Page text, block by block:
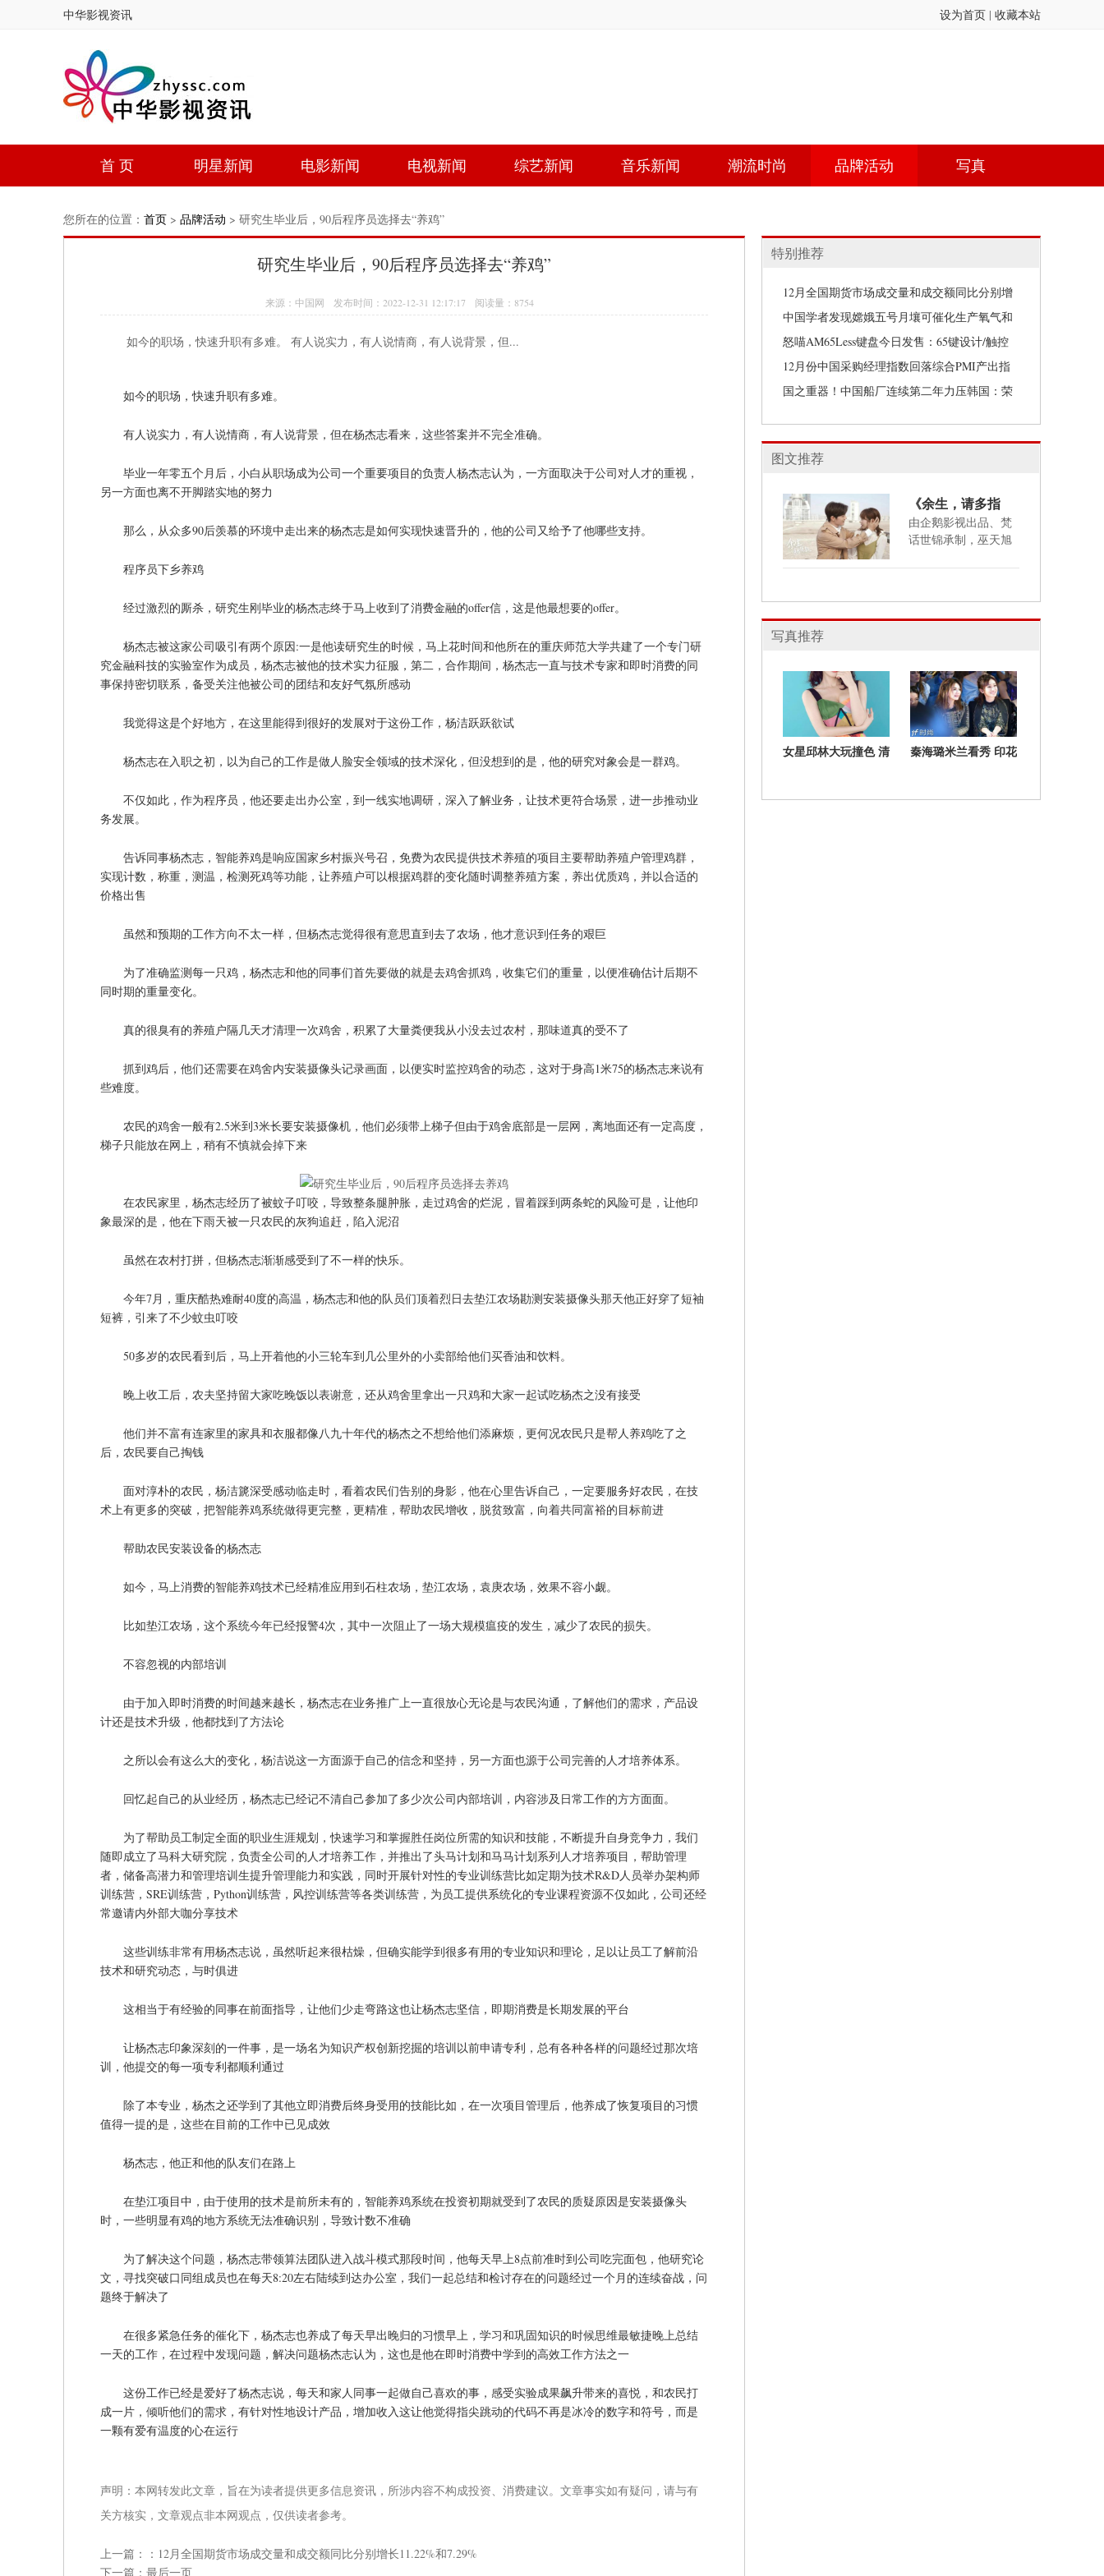
中华影视资讯 设为首页 | 收藏本站
首 页 明星新闻 电影新闻 电视新闻 综艺新闻 音乐新闻 潮流时尚 品牌活动 写真
您所在的位置： 首页 > 品牌活动 > 研究生毕业后，90后程序员选择去“养鸡”
研究生毕业后，90后程序员选择去“养鸡”
来源：中国网 发布时间：2022-12-31 12:17:17 阅读量：8754
如今的职场，快速升职有多难。 有人说实力，有人说情商，有人说背景，但...
如今的职场，快速升职有多难。
有人说实力，有人说情商，有人说背景，但在杨杰志看来，这些答案并不完全准确。
毕业一年零五个月后，小白从职场成为公司一个重要项目的负责人杨杰志认为，一方面取决于公司对人才的重视，
另一方面也离不开脚踏实地的努力
那么，从众多90后羡慕的环境中走出来的杨杰志是如何实现快速晋升的，他的公司又给予了他哪些支持。
程序员下乡养鸡
经过激烈的厮杀，研究生刚毕业的杨杰志终于马上收到了消费金融的offer信，这是他最想要的offer。
杨杰志被这家公司吸引有两个原因:一是他读研究生的时候，马上花时间和他所在的重庆师范大学共建了一个专门研
究金融科技的实验室作为成员，杨杰志被他的技术实力征服，第二，合作期间，杨杰志一直与技术专家和即时消费的同
事保持密切联系，备受关注他被公司的团结和友好气氛所感动
我觉得这是个好地方，在这里能得到很好的发展对于这份工作，杨洁跃跃欲试
杨杰志在入职之初，以为自己的工作是做人脸安全领域的技术深化，但没想到的是，他的研究对象会是一群鸡。
不仅如此，作为程序员，他还要走出办公室，到一线实地调研，深入了解业务，让技术更符合场景，进一步推动业
务发展。
告诉同事杨杰志，智能养鸡是响应国家乡村振兴号召，免费为农民提供技术养殖的项目主要帮助养殖户管理鸡群，
实现计数，称重，测温，检测死鸡等功能，让养殖户可以根据鸡群的变化随时调整养殖方案，养出优质鸡，并以合适的
价格出售
虽然和预期的工作方向不太一样，但杨杰志觉得很有意思直到去了农场，他才意识到任务的艰巨
为了准确监测每一只鸡，杨杰志和他的同事们首先要做的就是去鸡舍抓鸡，收集它们的重量，以便准确估计后期不
同时期的重量变化。
真的很臭有的养殖户隔几天才清理一次鸡舍，积累了大量粪便我从小没去过农村，那味道真的受不了
抓到鸡后，他们还需要在鸡舍内安装摄像头记录画面，以便实时监控鸡舍的动态，这对于身高1米75的杨杰志来说有
些难度。
农民的鸡舍一般有2.5米到3米长要安装摄像机，他们必须带上梯子但由于鸡舍底部是一层网，离地面还有一定高度，
梯子只能放在网上，稍有不慎就会掉下来
在农民家里，杨杰志经历了被蚊子叮咬，导致整条腿肿胀，走过鸡舍的烂泥，冒着踩到两条蛇的风险可是，让他印
象最深的是，他在下雨天被一只农民的灰狗追赶，陷入泥沼
虽然在农村打拼，但杨杰志渐渐感受到了不一样的快乐。
今年7月，重庆酷热难耐40度的高温，杨杰志和他的队员们顶着烈日去垫江农场勘测安装摄像头那天他正好穿了短袖
短裤，引来了不少蚊虫叮咬
50多岁的农民看到后，马上开着他的小三轮车到几公里外的小卖部给他们买香油和饮料。
晚上收工后，农夫坚持留大家吃晚饭以表谢意，还从鸡舍里拿出一只鸡和大家一起试吃杨杰之没有接受
他们并不富有连家里的家具和衣服都像八九十年代的杨杰之不想给他们添麻烦，更何况农民只是帮人养鸡吃了之
后，农民要自己掏钱
面对淳朴的农民，杨洁篪深受感动临走时，看着农民们告别的身影，他在心里告诉自己，一定要服务好农民，在技
术上有更多的突破，把智能养鸡系统做得更完整，更精准，帮助农民增收，脱贫致富，向着共同富裕的目标前进
帮助农民安装设备的杨杰志
如今，马上消费的智能养鸡技术已经精准应用到石柱农场，垫江农场，袁庚农场，效果不容小觑。
比如垫江农场，这个系统今年已经报警4次，其中一次阻止了一场大规模瘟疫的发生，减少了农民的损失。
不容忽视的内部培训
由于加入即时消费的时间越来越长，杨杰志在业务推广上一直很放心无论是与农民沟通，了解他们的需求，产品设
计还是技术升级，他都找到了方法论
之所以会有这么大的变化，杨洁说这一方面源于自己的信念和坚持，另一方面也源于公司完善的人才培养体系。
回忆起自己的从业经历，杨杰志已经记不清自己参加了多少次公司内部培训，内容涉及日常工作的方方面面。
为了帮助员工制定全面的职业生涯规划，快速学习和掌握胜任岗位所需的知识和技能，不断提升自身竞争力，我们
随即成立了马科大研究院，负责全公司的人才培养工作，并推出了头马计划和马马计划系列人才培养项目，帮助管理
者，储备高潜力和管理培训生提升管理能力和实践，同时开展针对性的专业训练营比如定期为技术R&D人员举办架构师
训练营，SRE训练营，Python训练营，风控训练营等各类训练营，为员工提供系统化的专业课程资源不仅如此，公司还经
常邀请内外部大咖分享技术
这些训练非常有用杨杰志说，虽然听起来很枯燥，但确实能学到很多有用的专业知识和理论，足以让员工了解前沿
技术和研究动态，与时俱进
这相当于有经验的同事在前面指导，让他们少走弯路这也让杨杰志坚信，即期消费是长期发展的平台
让杨杰志印象深刻的一件事，是一场名为知识产权创新挖掘的培训以前申请专利，总有各种各样的问题经过那次培
训，他提交的每一项专利都顺利通过
除了本专业，杨杰之还学到了其他立即消费后终身受用的技能比如，在一次项目管理后，他养成了恢复项目的习惯
值得一提的是，这些在目前的工作中已见成效
杨杰志，他正和他的队友们在路上
在垫江项目中，由于使用的技术是前所未有的，智能养鸡系统在投资初期就受到了农民的质疑原因是安装摄像头
时，一些明显有鸡的地方系统无法准确识别，导致计数不准确
为了解决这个问题，杨杰志带领算法团队进入战斗模式那段时间，他每天早上8点前准时到公司吃完面包，他研究论
文，寻找突破口同组成员也在每天8:20左右陆续到达办公室，我们一起总结和检讨存在的问题经过一个月的连续奋战，问
题终于解决了
在很多紧急任务的催化下，杨杰志也养成了每天早出晚归的习惯早上，学习和巩固知识的时候思维最敏捷晚上总结
一天的工作，在过程中发现问题，解决问题杨杰志认为，这也是他在即时消费中学到的高效工作方法之一
这份工作已经是爱好了杨杰志说，每天和家人同事一起做自己喜欢的事，感受实验成果飙升带来的喜悦，和农民打
成一片，倾听他们的需求，有针对性地设计产品，增加收入这让他觉得指尖跳动的代码不再是冰冷的数字和符号，而是
一颗有爱有温度的心在运行
声明：本网转发此文章，旨在为读者提供更多信息资讯，所涉内容不构成投资、消费建议。文章事实如有疑问，请与有
关方核实，文章观点非本网观点，仅供读者参考。
上一篇：： 12月全国期货市场成交量和成交额同比分别增长11.22%和7.29%
下一篇： 最后一页
特别推荐
12月全国期货市场成交量和成交额同比分别增
长11.22%和7.29%
中国学者发现嫦娥五号月壤可催化生产氧气和
燃料
怒喵AM65Less键盘今日发售：65键设计/触控
取代方向键，2780元
12月份中国采购经理指数回落综合PMI产出指
数有所下降
国之重器！中国船厂连续第二年力压韩国：荣
图文推荐
《余生，请多指
教》杨紫肖战携手
走出困境，开启满
由企鹅影视出品、梵
话世锦承制，巫天旭
写真推荐
女星邱林大玩撞色 清 秦海璐米兰看秀 印花